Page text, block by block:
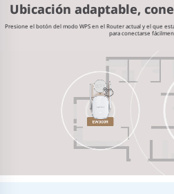
Ubicación adaptable,
Presione el botón del modo WPS en el Router actual y el que
para conectarse